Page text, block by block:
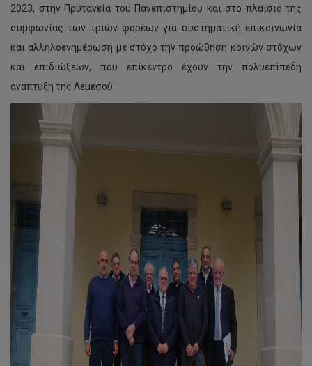
2023, στην Πρυτανεία του Πανεπιστημίου και στο πλαίσιο της
συμφωνίας των τριών φορέων για συστηματική επικοινωνία
και αλληλοενημέρωση με στόχο την προώθηση κοινών στόχων
και επιδιώξεων, που επίκεντρο έχουν την πολυεπίπεδη
ανάπτυξη της Λεμεσού.